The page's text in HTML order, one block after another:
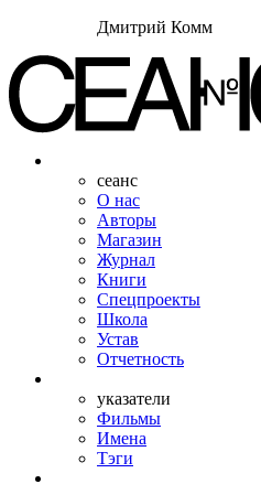
Дмитрий Комм
сеанс
О нас
Авторы
Магазин
Журнал
Книги
Спецпроекты
Школа
Устав
Отчетность
указатели
Фильмы
Имена
Тэги